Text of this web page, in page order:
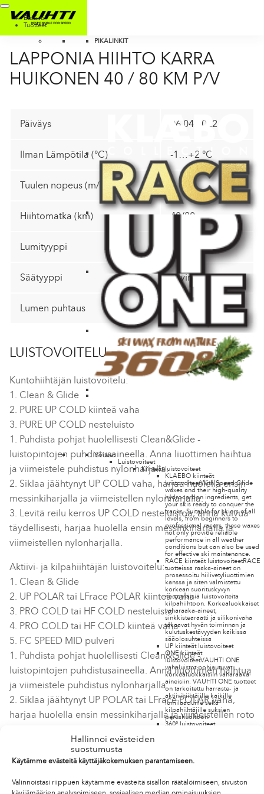
Hallinnoi evästeiden
suostumusta
Käytämme evästeitä käyttäjäkokemuksen parantamiseen.
Valinnoistasi riippuen käytämme evästeitä sisällön räätälöimiseen, sivuston
kävijämäärien analysoimiseen, sosiaalisen median ominaisuuksien
Etusivu
Tuotteet
PIKALINKIT
Voiteet
Luistovoiteet
Kiinteät luistovoiteet
KLAEBO kiinteät
luistovoiteetWith Speed Glide
waxes and their high-quality
hydrocarbon ingredients, get
your skis ready to conquer the
tracks. Suitable for skiers of all
levels, from beginners to
professional racers, these waxes
not only provide reliable
performance in all weather
conditions but can also be used
for effective ski maintenance.
RACE kiinteät luistovoiteetRACE
tuotteissa raaka-aineet on
prosessoitu hiilivetyliuottimien
kanssa ja siten valmistettu
korkean suorituskyvyn
nestemäisiä luistovoiteita
kilpahiihtoon. Korkealuokkaiset
vaharaaka-aineet,
sinkkistearaatti ja silikonivaha
takaavat hyvän toiminnan ja
kulutuskestävyyden kaikissa
sääolosuhteissa
UP kiinteät luistovoiteet
ONE kiinteät
luistovoiteetVAUHTI ONE
vahaluistot pohjautuvat
korkealuokkaisiin vaharaaka-
aineisiin. VAUHTI ONE tuotteet
on tarkoitettu harraste- ja
aktiivihiihtäjille kaikille
lumilaaduille sekä
kilpahiihtäjille suksien
perushuoltoon.
360° luistovoiteet
luistovoiteet
from high-quality hydrocarbon
ingredients, these waxes are
LAPPONIA HIIHTO KARRA
HUIKONEN 40 / 80 KM P/V
Päiväys 06.04.2022
Ilman Lämpötila (°C) -1…+2 °C
Tuulen nopeus (m/s) 3
Hiihtomatka (km) 40/80
Lumityyppi Uusi lumi
Säätyyppi Pilvinen
Lumen puhtaus Puhdas
LUISTOVOITELU
Kuntohiihtäjän luistovoitelu:
1. Clean & Glide
2. PURE UP COLD kiinteä vaha
3. PURE UP COLD nesteluisto
1. Puhdista pohjat huolellisesti Clean&Glide -
luistopintojen puhdistusaineella. Anna liuottimen haihtua
ja viimeistele puhdistus nylonharjalla.
2. Siklaa jäähtynyt UP COLD vaha, harjaa huolella ensin
messinkiharjalla ja viimeistellen nylonharjalla.
3. Levitä reilu kerros UP COLD nesteluistoa, anna kuivua
täydellisesti, harjaa huolella ensin messinkiharjalla ja
viimeistellen nylonharjalla.
Aktiivi- ja kilpahiihtäjän luistovoitelu:
1. Clean & Glide
2. UP POLAR tai LFrace POLAR kiinteä vaha
3. PRO COLD tai HF COLD nesteluisto
4. PRO COLD tai HF COLD kiinteä vaha
5. FC SPEED MID pulveri
1. Puhdista pohjat huolellisesti Clean&Glide -
luistopintojen puhdistusaineella. Anna liuottimen haihtua
ja viimeistele puhdistus nylonharjalla.
2. Siklaa jäähtynyt UP POLAR tai LFrace POLAR vaha,
harjaa huolella ensin messinkiharjalla ja viimeistellen roto
3. Levitä reilu kerros PRO COLD tai HF COLD
nesteluistoa, anna kuivua ja harjaa huolella ensin
nylonharjalla.